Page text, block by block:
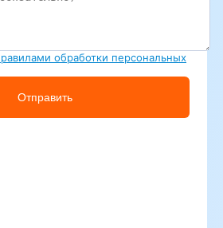
обработки персональных
Отправить